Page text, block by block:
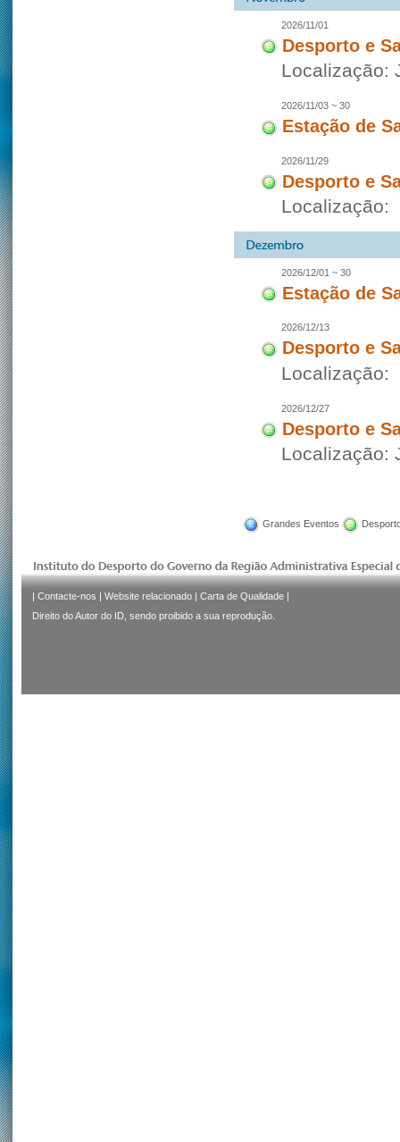
2026/11/01
Desporto e
Localização:
2026/11/03 ~ 30
Estação de
2026/11/29
Desporto e
Localização:
2026/12/01 ~ 30
Estação de
2026/12/13
Desporto e
Localização:
2026/12/27
Desporto e
Localização:
Grandes Eventos
| Contacte-nos | Website relacionado | Carta de Qualidade |
Direito do Autor do ID, sendo proibido a sua reprodução.